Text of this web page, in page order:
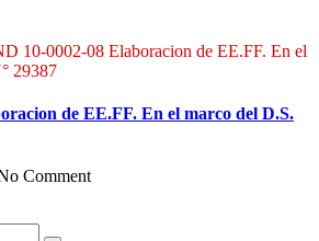
10-0002-08 Elaboracion de EE.FF. En el
29387
de EE.FF. En el marco del D.S.
Comment